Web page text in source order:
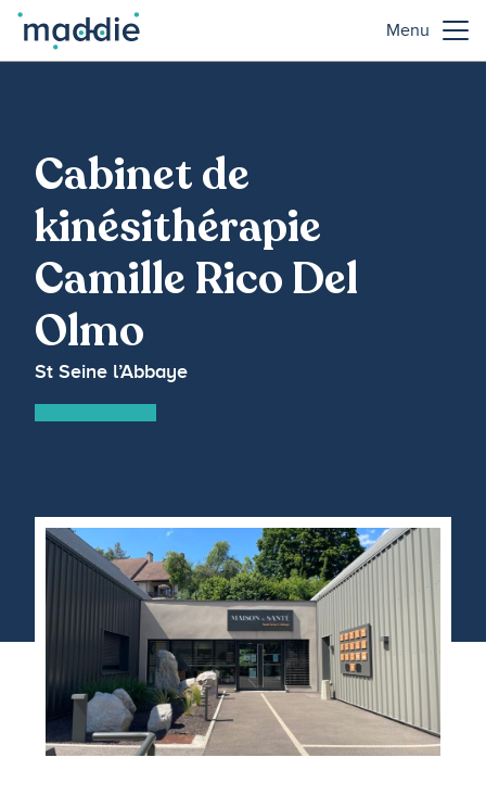
Menu
Cabinet de
kinésithérapie
Camille Rico Del
Olmo
St Seine l’Abbaye